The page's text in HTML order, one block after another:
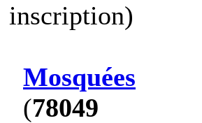
inscription)
Mosquées
(78049